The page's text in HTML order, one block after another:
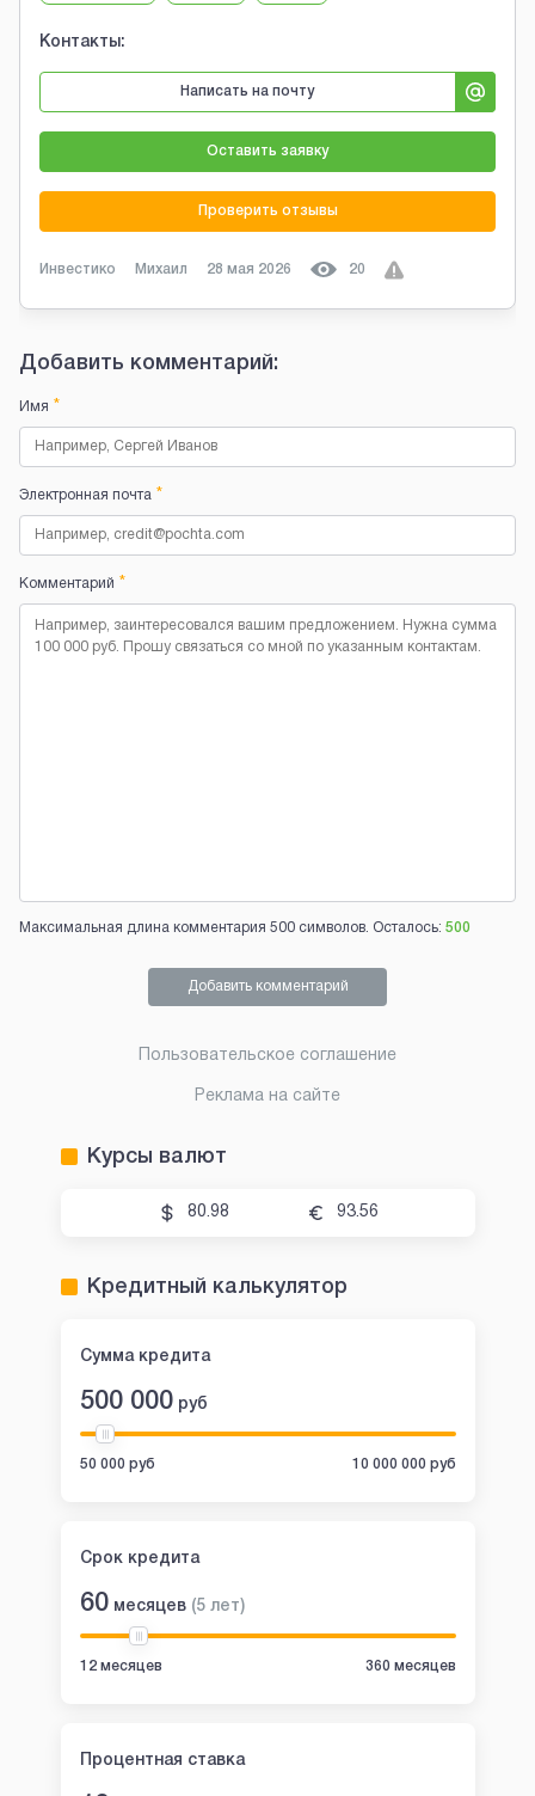
Контакты:
Написать на почту
Оставить заявку
Проверить отзывы
Инвестико Михаил 28 мая 2026 20
Добавить комментарий:
Имя *
Электронная почта *
Комментарий *
Максимальная длина комментария 500 символов. Осталось: 500
Добавить комментарий
Пользовательское соглашение
Реклама на сайте
Курсы валют
80.98 93.56
Кредитный калькулятор
Сумма кредита
500 000 руб
50 000 руб 10 000 000 руб
Срок кредита
60 месяцев (5 лет)
12 месяцев 360 месяцев
Процентная ставка